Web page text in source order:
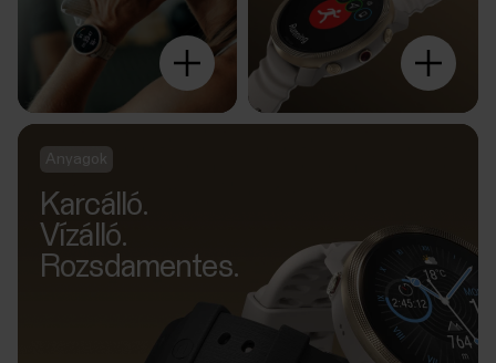
Fedezz
fel még
többet
Anyagok
Karcálló.
Vízálló.
Rozsdamentes.